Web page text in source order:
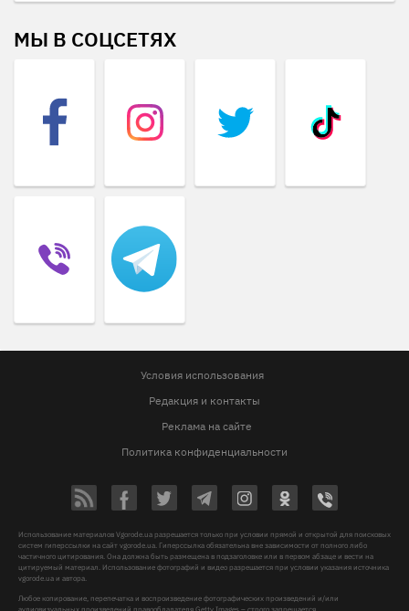
МЫ В СОЦСЕТЯХ
Условия использования
Редакция и контакты
Реклама на сайте
Политика конфиденциальности
Использование материалов Vgorode.ua разрешается только при условии прямой и открытой для поисковых
систем гиперссылки на сайт vgorode.ua. Гиперссылка обязательна вне зависимости от полного либо
частичного цитирования. Она должна быть размещена в подзаголовке или в первом абзаце и вести на
цитируемый материал. Использование фотографий и видео разрешается при условии указания источника
vgorode.ua и автора.
Любое копирование, перепечатка и воспроизведение фотографических произведений и/или
аудиовизуальных произведений правообладателя Getty Images – строго запрещается.